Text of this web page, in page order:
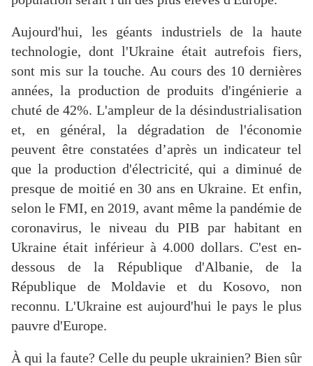
Aujourd'hui, les géants industriels de la haute
technologie, dont l'Ukraine était autrefois fiers,
sont mis sur la touche. Au cours des 10 dernières
années, la production de produits d'ingénierie a
chuté de 42%. L'ampleur de la désindustrialisation
et, en général, la dégradation de l'économie
peuvent être constatées d’après un indicateur tel
que la production d'électricité, qui a diminué de
presque de moitié en 30 ans en Ukraine. Et enfin,
selon le FMI, en 2019, avant même la pandémie de
coronavirus, le niveau du PIB par habitant en
Ukraine était inférieur à 4.000 dollars. C'est en-
dessous de la République d'Albanie, de la
République de Moldavie et du Kosovo, non
reconnu. L'Ukraine est aujourd'hui le pays le plus
pauvre d'Europe.
À qui la faute? Celle du peuple ukrainien? Bien sûr